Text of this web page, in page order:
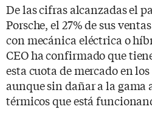
De las cifras alcanzadas el
Porsche, el 27% de sus
con mecánica eléctrica o
CEO ha confirmado que
esta cuota de mercado en
aunque sin dañar a la gama
térmicos que está